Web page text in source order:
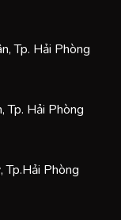
Tp. Hải Phòng
Tp. Hải Phòng
Phòng